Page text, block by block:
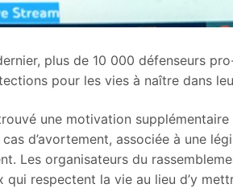
plus de 10 000 défenseurs
pour les vies à naître dans
une motivation
d’avortement, associée à une
Les organisateurs du
qui respectent la vie au lieu d’y